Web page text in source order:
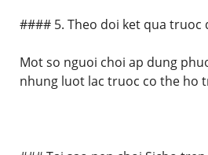
#### 5. Theo doi ket qua truoc
Mot so nguoi choi ap dung
nhung luot lac truoc co the ho